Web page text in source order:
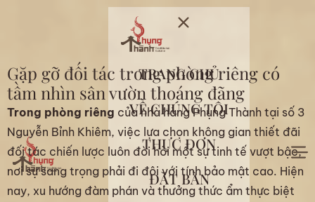
TRANG CHỦ
VỀ CHÚNG TÔI
THỰC ĐƠN
ĐẶT BÀN
Gặp gỡ đối tác trong phòng riêng có
tầm nhìn sân vườn thoáng đãng
Trong phòng riêng của nhà hàng Phụng Thành tại số 3
Nguyễn Bỉnh Khiêm, việc lựa chọn không gian thiết đãi
đối tác chiến lược luôn đòi hỏi một sự tinh tế vượt bậc,
nơi sự sang trọng phải đi đôi với tính bảo mật cao. Hiện
nay, xu hướng đàm phán và thưởng thức ẩm thực biệt